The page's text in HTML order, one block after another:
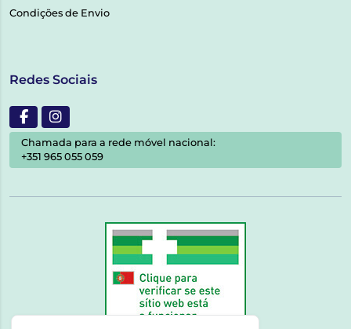
Condições de Envio
Redes Sociais
Chamada para a rede móvel nacional:
+351 965 055 059